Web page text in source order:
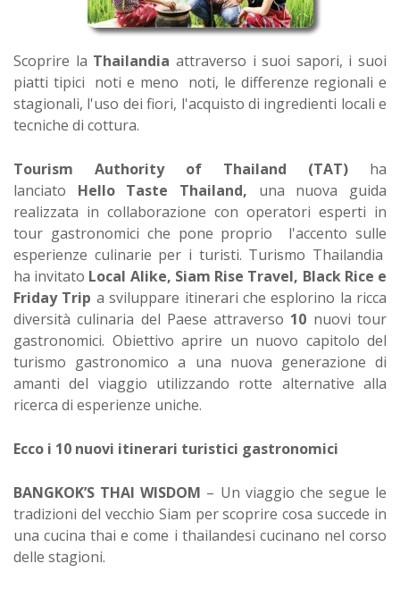
Scoprire la Thailandia attraverso i suoi sapori, i suoi
piatti tipici noti e meno noti, le differenze regionali e
stagionali, l'uso dei fiori, l'acquisto di ingredienti locali e
tecniche di cottura.
Tourism Authority of Thailand (TAT) ha
lanciato Hello Taste Thailand, una nuova guida
realizzata in collaborazione con operatori esperti in
tour gastronomici che pone proprio l'accento sulle
esperienze culinarie per i turisti. Turismo Thailandia
ha invitato Local Alike, Siam Rise Travel, Black Rice e
Friday Trip a sviluppare itinerari che esplorino la ricca
diversità culinaria del Paese attraverso 10 nuovi tour
gastronomici. Obiettivo aprire un nuovo capitolo del
turismo gastronomico a una nuova generazione di
amanti del viaggio utilizzando rotte alternative alla
ricerca di esperienze uniche.
Ecco i 10 nuovi itinerari turistici gastronomici
BANGKOK’S THAI WISDOM – Un viaggio che segue le
tradizioni del vecchio Siam per scoprire cosa succede in
una cucina thai e come i thailandesi cucinano nel corso
delle stagioni.